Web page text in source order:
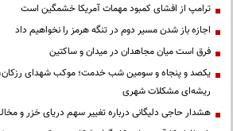
ترامپ از افشای کمبود مهمات آمریکا خشمگین است
اجازه باز شدن مسیر دوم در تنگه هرمز را نخواهیم داد
فرق است میان مجاهدان در میدان و ساکتین
یکصد و پنجاه و سومین شب خدمت؛ موکب شهدای رزکان،
ریشه‌ای مشکلات شهری
هشدار حاجی دلیگانی درباره تغییر سهم دریای خزر و